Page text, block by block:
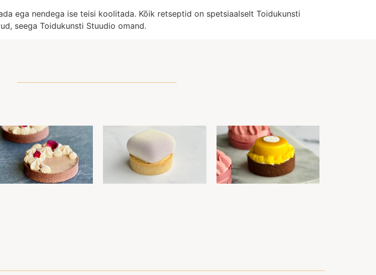
ega nendega ise teisi koolitada. Kõik retseptid on spetsiaalselt Toidukunsti
seega Toidukunsti Stuudio omand.